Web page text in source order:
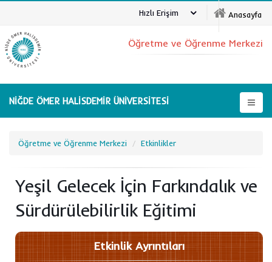
Anasayfa
Hızlı Erişim
NİĞDE ÖMER HALİSDEMİR ÜNİVERSİTESİ
Öğretme ve Öğrenme Merkezi
Öğretme ve Öğrenme Merkezi Etkinlikler
Yeşil Gelecek İçin Farkındalık ve
Sürdürülebilirlik Eğitimi
Etkinlik Ayrıntıları